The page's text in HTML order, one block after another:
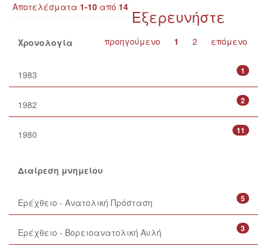
Αποτελέσματα 1-10 από 14
προηγούμενο 1 2 επόμενο
Εξερευνήστε
Χρονολογία
1
1983
2
1982
11
1980
Διαίρεση μνημείου
5
Ερέχθειο - Ανατολική Πρόσταση
3
Ερέχθειο - Βορειοανατολική Αυλή